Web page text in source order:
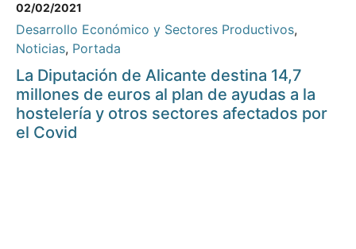
02/02/2021
Desarrollo Económico y Sectores Productivos,
Noticias, Portada
La Diputación de Alicante destina 14,7
millones de euros al plan de ayudas a la
hostelería y otros sectores afectados por
el Covid